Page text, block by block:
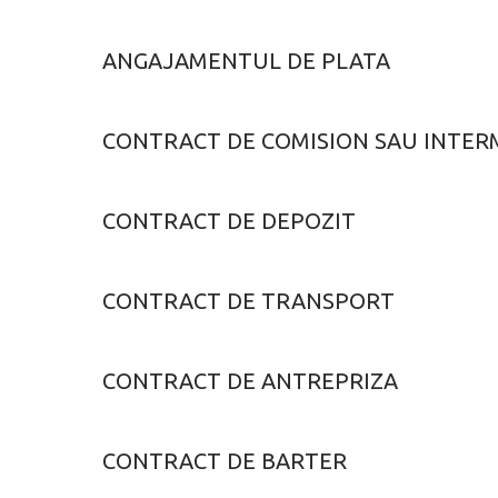
ANGAJAMENTUL DE PLATA
CONTRACT DE COMISION SAU
CONTRACT DE DEPOZIT
CONTRACT DE TRANSPORT
CONTRACT DE ANTREPRIZA
CONTRACT DE BARTER